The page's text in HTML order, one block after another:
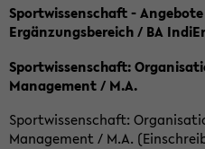
Sportwissenschaft -
Ergänzungsbereich / BA
Sportwissenschaft:
Management / M.A.
Sportwissenschaft:
Management / M.A.